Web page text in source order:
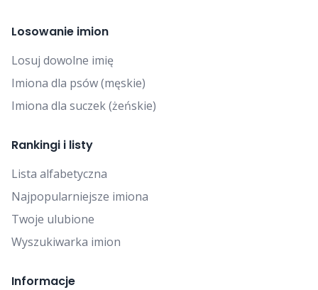
Losowanie imion
Losuj dowolne imię
Imiona dla psów (męskie)
Imiona dla suczek (żeńskie)
Rankingi i listy
Lista alfabetyczna
Najpopularniejsze imiona
Twoje ulubione
Wyszukiwarka imion
Informacje